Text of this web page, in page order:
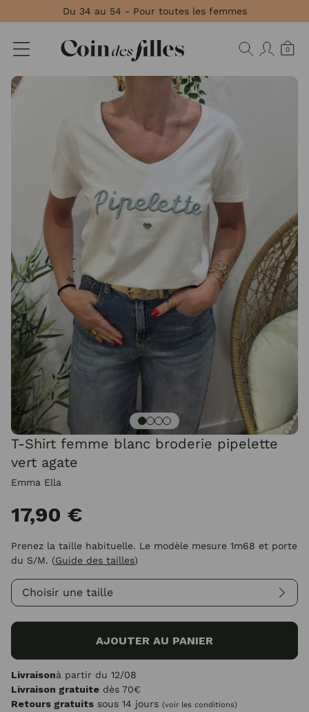
Du 34 au 54 - Pour toutes les femmes
0
T-Shirt femme blanc broderie pipelette
vert agate
Emma Ella
17,90 €
Prenez la taille habituelle. Le modèle mesure 1m68 et porte
du S/M. (Guide des tailles)
Choisir une taille
AJOUTER AU PANIER
Livraisonà partir du 12/08
Livraison gratuite dès 70€
Retours gratuits sous 14 jours (voir les conditions)
Panneau de gestion des cookies